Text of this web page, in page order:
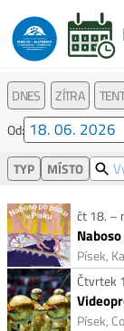
DNES ZÍTRA
Od:
TYP MÍSTO
čt 18. –
Písek,
Čtvrtek
Písek,